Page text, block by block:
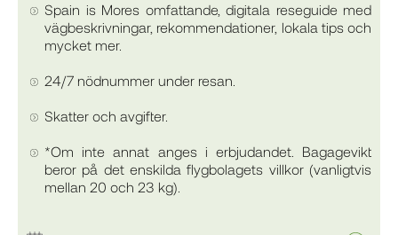
Spain is Mores omfattande, digitala reseguide med
vägbeskrivningar, rekommendationer, lokala tips och
mycket mer.
24/7 nödnummer under resan.
Skatter och avgifter.
*Om inte annat anges i erbjudandet. Bagagevikt
beror på det enskilda flygbolagets villkor (vanligtvis
mellan 20 och 23 kg).